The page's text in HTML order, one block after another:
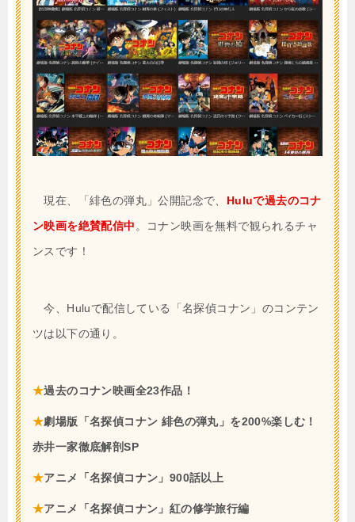
現在、「緋色の弾丸」公開記念で、 Huluで過去のコナ
ン映画を絶賛配信中 。コナン映画を無料で観られるチャ
ンスです！
今、Huluで配信している「名探偵コナン」のコンテン
ツは以下の通り。
★過去のコナン映画全23作品！
★劇場版「名探偵コナン 緋色の弾丸」を200%楽しむ！
赤井一家徹底解剖SP
★アニメ「名探偵コナン」900話以上
★アニメ「名探偵コナン」紅の修学旅行編